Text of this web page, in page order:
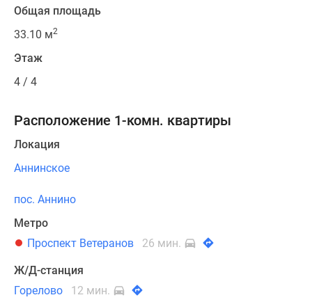
Общая площадь
33.10 м2
Этаж
4 / 4
Расположение 1-комн. квартиры
Локация
Аннинское
пос. Аннино
Метро
Проспект Ветеранов
26 мин.
Ж/Д-станция
Горелово
12 мин.